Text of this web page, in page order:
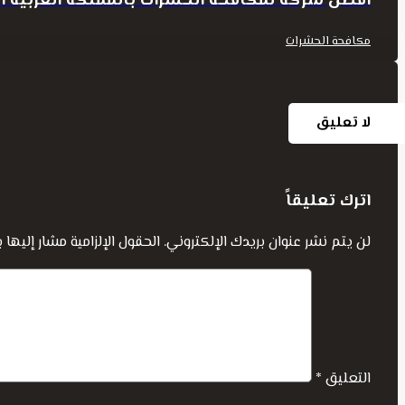
مكافحة الحشرات
لا تعليق
اترك تعليقاً
لن يتم نشر عنوان بريدك الإلكتروني.الحقول الإلزامية مشار إليها
التعليق *